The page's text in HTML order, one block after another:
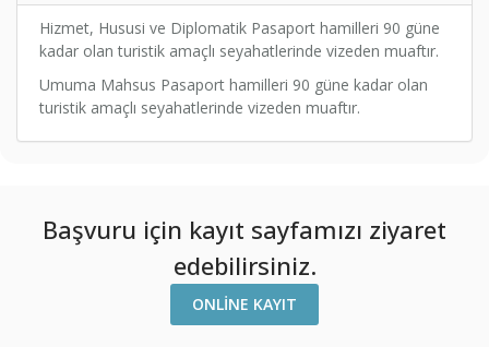
Hizmet, Hususi ve Diplomatik Pasaport hamilleri 90 güne
kadar olan turistik amaçlı seyahatlerinde vizeden muaftır.
Umuma Mahsus Pasaport hamilleri 90 güne kadar olan
turistik amaçlı seyahatlerinde vizeden muaftır.
Başvuru için kayıt sayfamızı ziyaret
edebilirsiniz.
ONLINE KAYIT